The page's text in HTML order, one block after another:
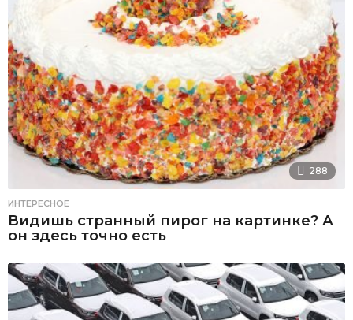
288
ИНТЕРЕСНОЕ
Видишь странный пирог на картинке? А
он здесь точно есть